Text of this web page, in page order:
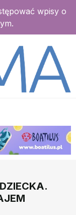
wpisy o